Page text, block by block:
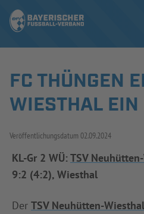
NEUIGKEITEN
SPIELBETRIEB &
AUSBILDUNG & FÖRDERUNG
FC THÜNGEN
WIESTHAL
Veröffentlichungsdatum 02.09.2024
KL-Gr 2 WÜ: TSV
9:2 (4:2), Wiesthal
Der TSV Neuhütten-Wiesthal